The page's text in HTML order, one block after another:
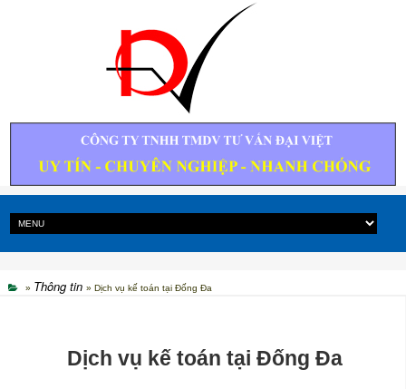
» Thông tin » Dịch vụ kế toán tại Đống Đa
Dịch vụ kế toán tại Đống Đa